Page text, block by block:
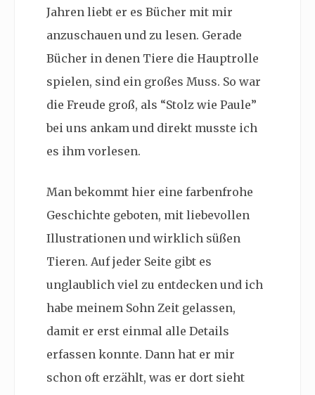
Jahren liebt er es Bücher mit mir
anzuschauen und zu lesen. Gerade
Bücher in denen Tiere die Hauptrolle
spielen, sind ein großes Muss. So war
die Freude groß, als “Stolz wie Paule”
bei uns ankam und direkt musste ich
es ihm vorlesen.
Man bekommt hier eine farbenfrohe
Geschichte geboten, mit liebevollen
Illustrationen und wirklich süßen
Tieren. Auf jeder Seite gibt es
unglaublich viel zu entdecken und ich
habe meinem Sohn Zeit gelassen,
damit er erst einmal alle Details
erfassen konnte. Dann hat er mir
schon oft erzählt, was er dort sieht